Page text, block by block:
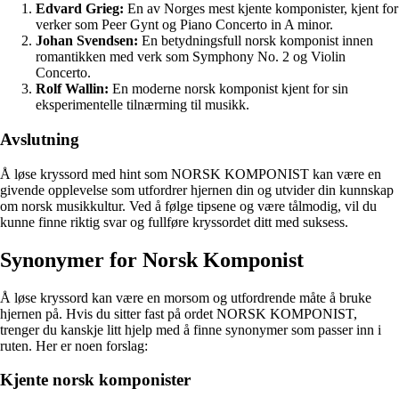
Edvard Grieg: En av Norges mest kjente komponister, kjent for
verker som Peer Gynt og Piano Concerto in A minor.
Johan Svendsen: En betydningsfull norsk komponist innen
romantikken med verk som Symphony No. 2 og Violin
Concerto.
Rolf Wallin: En moderne norsk komponist kjent for sin
eksperimentelle tilnærming til musikk.
Avslutning
Å løse kryssord med hint som NORSK KOMPONIST kan være en
givende opplevelse som utfordrer hjernen din og utvider din kunnskap
om norsk musikkultur. Ved å følge tipsene og være tålmodig, vil du
kunne finne riktig svar og fullføre kryssordet ditt med suksess.
Synonymer for Norsk Komponist
Å løse kryssord kan være en morsom og utfordrende måte å bruke
hjernen på. Hvis du sitter fast på ordet NORSK KOMPONIST,
trenger du kanskje litt hjelp med å finne synonymer som passer inn i
ruten. Her er noen forslag:
Kjente norsk komponister